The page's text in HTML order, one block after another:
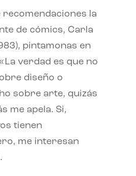
recomendaciones la
de cómics, Carla
pintamonas en
verdad es que no
diseño o
sobre arte, quizás
me apela. Si,
tienen
me interesan